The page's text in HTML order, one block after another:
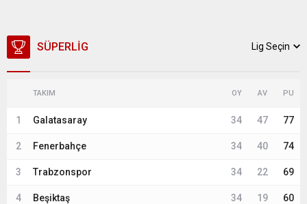
SÜPERLIG Lig Seçin
TAKIM OY AV PU
1 Galatasaray 34 47 77
2 Fenerbahçe 34 40 74
3 Trabzonspor 34 22 69
4 Beşiktaş 34 19 60